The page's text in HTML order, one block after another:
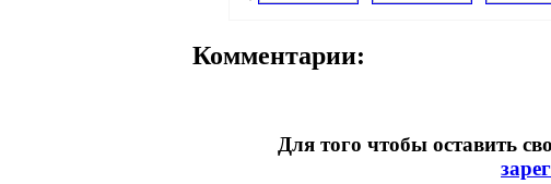
Комментарии:
Для того чтобы оставить